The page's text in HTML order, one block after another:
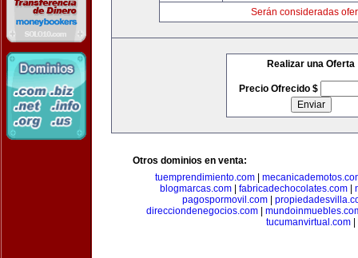
Serán consideradas
Realizar una Oferta
Precio Ofrecido $
Otros dominios en venta:
tuemprendimiento.com
blogmarcas.com
fabricadechocolates.com
pagospormovil.com
direcciondenegocios.com
tucumanvirtual.com